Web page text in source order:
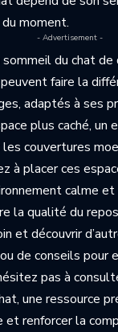
moment.
- Advertisement -
sommeil du chat
faire la
adaptés à ses
plus caché, un
couvertures
à placer ces
calme
la qualité du
et découvrir
de conseils pour
pas à
, une ressource
et renforcer la